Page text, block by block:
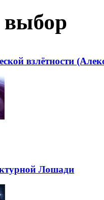
взлётности
Лошади